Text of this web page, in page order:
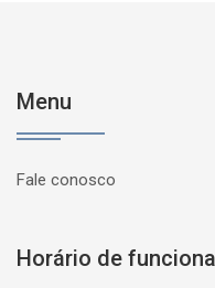
Menu
Fale conosco
Horário de